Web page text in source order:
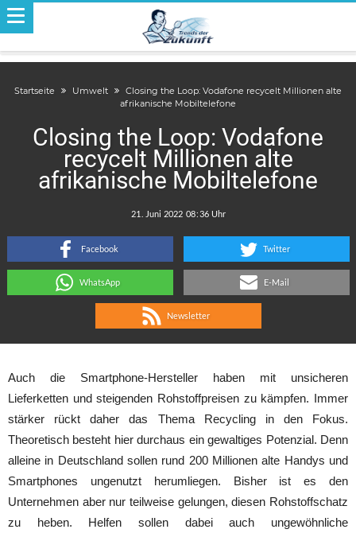
Startseite Umwelt
Closing the Loop: Vodafone recycelt Millionen alte
afrikanische Mobiltelefone
Closing the Loop: Vodafone
recycelt Millionen alte
afrikanische Mobiltelefone
:
Facebook Twitter
WhatsApp E-Mail
Newsletter
Auch die Smartphone-Hersteller haben mit unsicheren
Lieferketten und steigenden Rohstoffpreisen zu kämpfen. Immer
stärker rückt daher das Thema Recycling in den Fokus.
Theoretisch besteht hier durchaus ein gewaltiges Potenzial. Denn
alleine in Deutschland sollen rund 200 Millionen alte Handys und
Smartphones ungenutzt herumliegen. Bisher ist es den
Unternehmen aber nur teilweise gelungen, diesen Rohstoffschatz
zu heben. Helfen sollen dabei auch ungewöhnliche